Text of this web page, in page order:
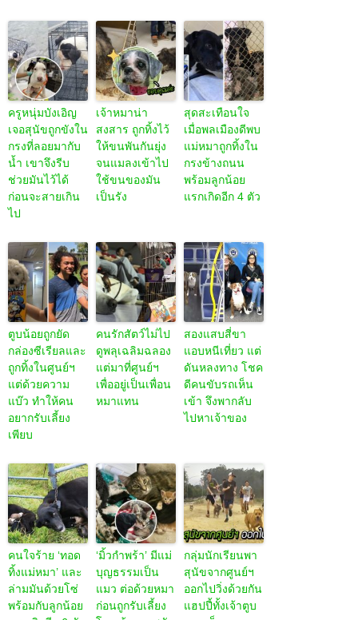
ครูหนุ่มบังเอิญ
เจอสุนัขถูกขังใน
กรงที่ลอยมากับ
น้ำ เขาจึงรีบ
ช่วยมันไว้ได้
ก่อนจะสายเกิน
ไป
เจ้าหมาน่า
สงสาร ถูกทิ้งไว้
ให้ขนพันกันยุ่ง
จนแมลงเข้าไป
ใช้ขนของมัน
เป็นรัง
สุดสะเทือนใจ
เมื่อพลเมืองดีพบ
แม่หมาถูกทิ้งใน
กรงข้างถนน
พร้อมลูกน้อย
แรกเกิดอีก 4 ตัว
ตูบน้อยถูกยัด
กล่องซีเรียลและ
ถูกทิ้งในศูนย์ฯ
แต่ด้วยความ
แบ๊ว ทำให้คน
อยากรับเลี้ยง
เพียบ
คนรักสัตว์ไม่ไป
ดูพลุเฉลิมฉลอง
แต่มาที่ศูนย์ฯ
เพื่ออยู่เป็นเพื่อน
หมาแทน
สองแสบสี่ขา
แอบหนีเที่ยว แต่
ดันหลงทาง โชค
ดีคนขับรถเห็น
เข้า จึงพากลับ
ไปหาเจ้าของ
คนใจร้าย ‘ทอด
ทิ้งแม่หมา’ และ
ล่ามมันด้วยโซ่
พร้อมกับลูกน้อย
‘มิ้วกำพร้า’ มีแม่
บุญธรรมเป็น
แมว ต่อด้วยหมา
ก่อนถูกรับเลี้ยง
กลุ่มนักเรียนพา
สุนัขจากศูนย์ฯ
ออกไปวิ่งด้วยกัน
แฮปปี้ทั้งเจ้าตูบ